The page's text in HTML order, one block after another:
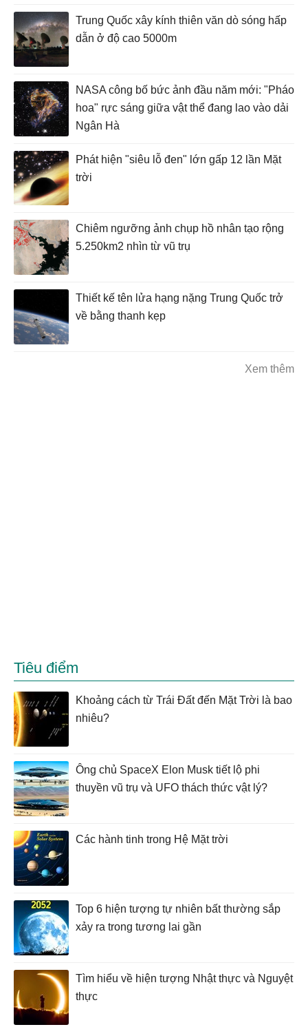
Trung Quốc xây kính thiên văn dò sóng hấp
dẫn ở độ cao 5000m
NASA công bố bức ảnh đầu năm mới: "Pháo
hoa" rực sáng giữa vật thể đang lao vào dải
Ngân Hà
Phát hiện "siêu lỗ đen" lớn gấp 12 lần Mặt
trời
Chiêm ngưỡng ảnh chụp hồ nhân tạo rộng
5.250km2 nhìn từ vũ trụ
Thiết kế tên lửa hạng nặng Trung Quốc trở
về bằng thanh kẹp
Xem thêm
Tiêu điểm
Khoảng cách từ Trái Đất đến Mặt Trời là bao
nhiêu?
Ông chủ SpaceX Elon Musk tiết lộ phi
thuyền vũ trụ và UFO thách thức vật lý?
Các hành tinh trong Hệ Mặt trời
Top 6 hiện tượng tự nhiên bất thường sắp
xảy ra trong tương lai gần
Tìm hiểu về hiện tượng Nhật thực và Nguyệt
thực